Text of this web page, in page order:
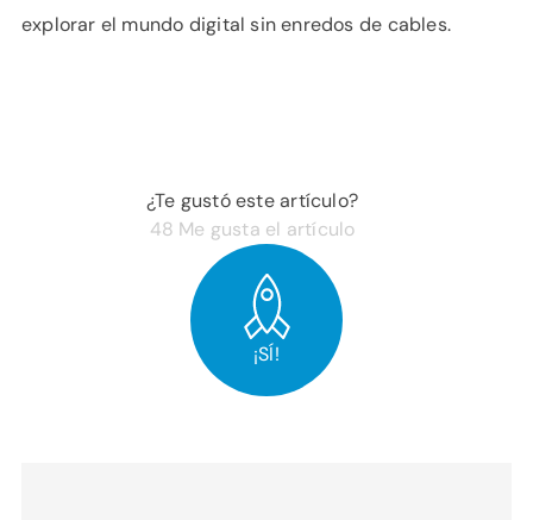
explorar el mundo digital sin enredos de cables.
¿Te gustó este artículo?
48 Me gusta el artículo
¡SÍ!